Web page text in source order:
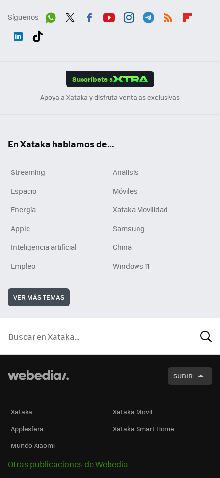
Síguenos
Suscríbete a
Apoya a Xataka y disfruta ventajas exclusivas
En Xataka hablamos de...
Streaming
Análisis
Espacio
Móviles
Energía
Xataka Movilidad
Apple
Samsung
Inteligencia artificial
China
Empleo
Windows 11
VER MÁS TEMAS
SUBIR
Xataka
Xataka Móvil
Applesfera
Xataka Smart Home
Mundo Xiaomi
Otras publicaciones de Webedia